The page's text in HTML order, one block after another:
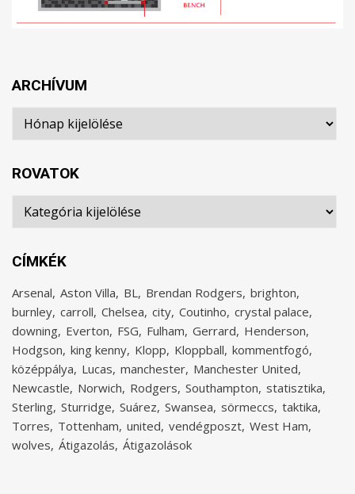
ARCHÍVUM
Archívum
ROVATOK
Rovatok
CÍMKÉK
Arsenal Aston Villa BL Brendan Rodgers brighton
burnley carroll Chelsea city Coutinho crystal palace
downing Everton FSG Fulham Gerrard Henderson
Hodgson king kenny Klopp Kloppball kommentfogó
középpálya Lucas manchester Manchester United
Newcastle Norwich Rodgers Southampton statisztika
Sterling Sturridge Suárez Swansea sörmeccs taktika
Torres Tottenham united vendégposzt West Ham
wolves Átigazolás Átigazolások